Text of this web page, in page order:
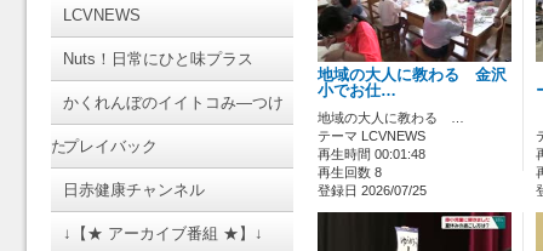
LCVNEWS
Nuts！日常にひと味プラス
かくれんぼのイイトコみ―つけ
たプレイバック
日赤健康チャンネル
↓【★ アーカイブ番組 ★】↓
地域の大人に教わる 金沢
小でお仕…
地域の大人に教わる …
テーマ LCVNEWS
再生時間 00:01:48
再生回数 8
登録日 2026/07/25